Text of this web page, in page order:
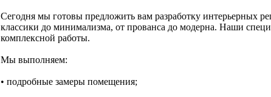
Сегодня мы готовы предложить вам разработку интерьерных
классики до минимализма, от прованса до модерна. Наши
комплексной работы.
Мы выполняем:
• подробные замеры помещения;